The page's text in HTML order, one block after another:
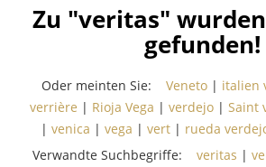
Zu "veritas" wurden
gefunden!
Oder meinten Sie: Veneto| italien
verrière | Rioja Vega | verdejo | Saint
| venica | vega | vert | rueda
Verwandte Suchbegriffe:
veritas |